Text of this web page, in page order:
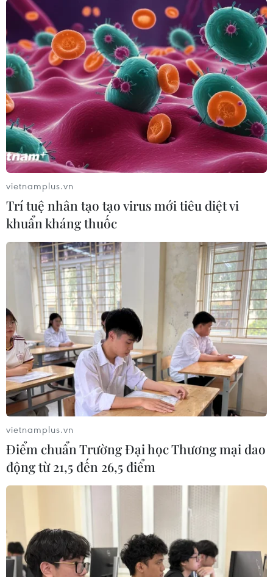
#Trụ sở Bộ Ngoại giao
#Thanh tra Chính phủ
#Ủy ban Kiểm tra Trung ương
Theo dõi VietnamPlus
TIN LIÊN QUAN
Xử lý dứt điểm các dự án tồn đọng,
gây thất thoát, lãng phí tại 2 bệnh viện
07/07/2025 14:02
vietnamplus.vn
Trí tuệ nhân tạo tạo virus mới tiêu diệt vi
khuẩn kháng thuốc
vietnamplus.vn
Điểm chuẩn Trường Đại học Thương mại dao
động từ 21,5 đến 26,5 điểm